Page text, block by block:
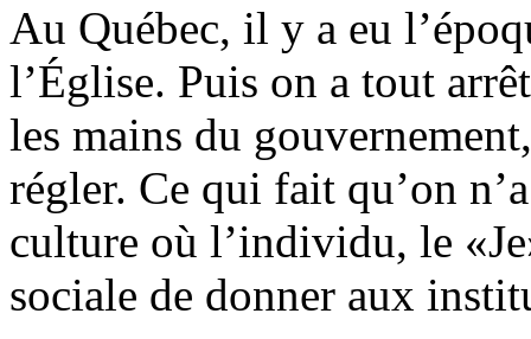
Au Québec, il y a eu
l’Église. Puis on a tout
les mains du
régler. Ce qui fait qu’on
culture où l’individu, le
sociale de donner aux